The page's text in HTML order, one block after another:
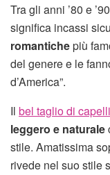
Tra gli anni ’80 e
significa incassi
romantichepiù
del genere e le
d’America”.
Il bel taglio di
leggero e naturale
stile. Amatissima
rivede nel suo stile